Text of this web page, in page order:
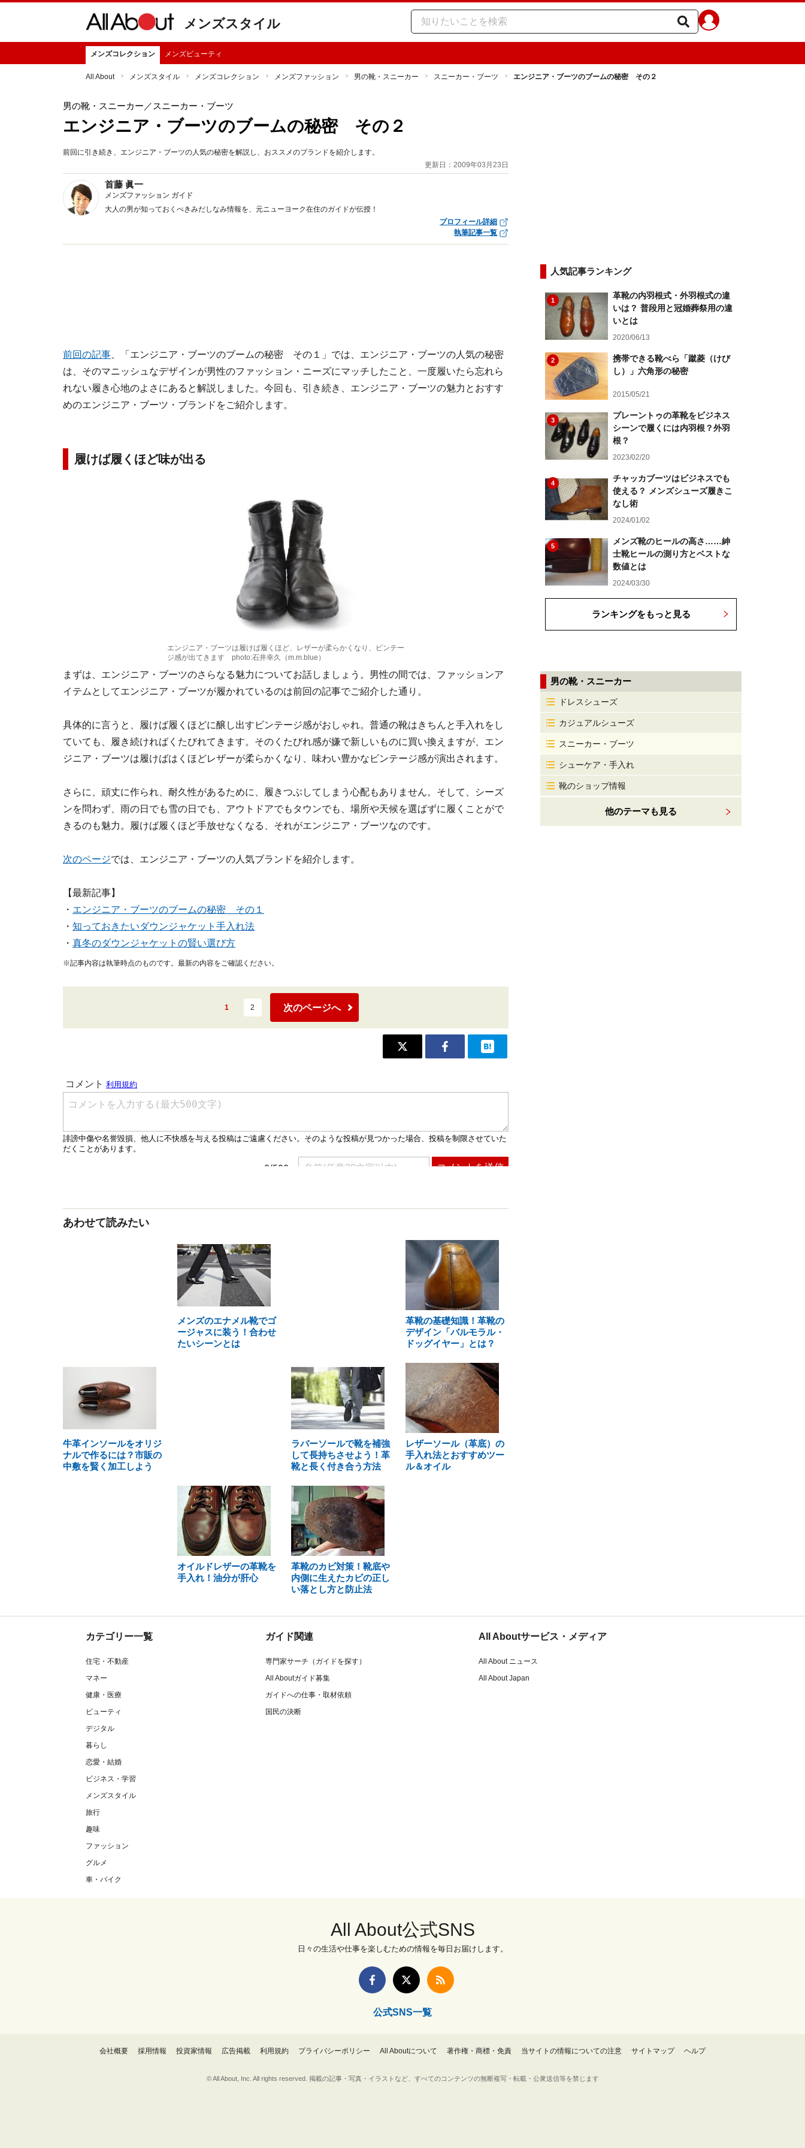
メンズスタイル
メンズコレクション メンズビューティ
All About メンズスタイル メンズコレクション メンズファッション 男の靴・スニーカー スニーカー・ブーツ エンジニア・ブーツのブームの秘密 その２
男の靴・スニーカー ／スニーカー・ブーツ
エンジニア・ブーツのブームの秘密 その２
前回に引き続き、エンジニア・ブーツの人気の秘密を解説し、おススメのブランドを紹介します。
更新日：2009年03月23日
首藤 眞一
メンズファッション ガイド
大人の男が知っておくべきみだしなみ情報を、元ニューヨーク在住のガイドが伝授！
プロフィール詳細
執筆記事一覧
前回の記事 、「エンジニア・ブーツのブームの秘密 その１」では、エンジニア・ブーツの人気の秘密
は、そのマニッシュなデザインが男性のファッション・ニーズにマッチしたこと、一度履いたら忘れら
れない履き心地のよさにあると解説しました。今回も、引き続き、エンジニア・ブーツの魅力とおすす
めのエンジニア・ブーツ・ブランドをご紹介します。
履けば履くほど味が出る
エンジニア・ブーツは履けば履くほど、レザーが柔らかくなり、ビンテー
ジ感が出てきます photo:石井幸久（m.m.blue）
まずは、エンジニア・ブーツのさらなる魅力についてお話しましょう。男性の間では、ファッションア
イテムとしてエンジニア・ブーツが履かれているのは前回の記事でご紹介した通り。
具体的に言うと、履けば履くほどに醸し出すビンテージ感がおしゃれ。普通の靴はきちんと手入れをし
ていても、履き続ければくたびれてきます。そのくたびれ感が嫌で新しいものに買い換えますが、エン
ジニア・ブーツは履けばはくほどレザーが柔らかくなり、味わい豊かなビンテージ感が演出されます。
さらに、頑丈に作られ、耐久性があるために、履きつぶしてしまう心配もありません。そして、シーズ
ンを問わず、雨の日でも雪の日でも、アウトドアでもタウンでも、場所や天候を選ばずに履くことがで
きるのも魅力。履けば履くほど手放せなくなる、それがエンジニア・ブーツなのです。
次のページでは、エンジニア・ブーツの人気ブランドを紹介します。
【最新記事】
・ エンジニア・ブーツのブームの秘密 その１
・ 知っておきたいダウンジャケット手入れ法
・ 真冬のダウンジャケットの賢い選び方
※記事内容は執筆時点のものです。最新の内容をご確認ください。
1 2 次のページへ
あわせて読みたい
メンズのエナメル靴でゴ
ージャスに装う！合わせ
たいシーンとは
革靴の基礎知識！革靴の
デザイン「バルモラル・
ドッグイヤー」とは？
牛革インソールをオリジ
ナルで作るには？市販の
中敷を賢く加工しよう
ラバーソールで靴を補強
して長持ちさせよう！革
靴と長く付き合う方法
レザーソール（革底）の
手入れ法とおすすめツー
ル＆オイル
オイルドレザーの革靴を
手入れ！油分が肝心
革靴のカビ対策！靴底や
内側に生えたカビの正し
い落とし方と防止法
人気記事ランキング
1
革靴の内羽根式・外羽根式の違
いは？ 普段用と冠婚葬祭用の違
いとは
2020/06/13
2
携帯できる靴べら「蹴菱（けび
し）」六角形の秘密
2015/05/21
3
プレーントゥの革靴をビジネス
シーンで履くには内羽根？外羽
根？
2023/02/20
4
チャッカブーツはビジネスでも
使える？ メンズシューズ履きこ
なし術
2024/01/02
5
メンズ靴のヒールの高さ……紳
士靴ヒールの測り方とベストな
数値とは
2024/03/30
ランキングをもっと見る
男の靴・スニーカー
ドレスシューズ
カジュアルシューズ
スニーカー・ブーツ
シューケア・手入れ
靴のショップ情報
他のテーマも見る
カテゴリー一覧
住宅・不動産
マネー
健康・医療
ビューティ
デジタル
暮らし
恋愛・結婚
ビジネス・学習
メンズスタイル
旅行
趣味
ファッション
グルメ
車・バイク
ガイド関連
専門家サーチ（ガイドを探す）
All Aboutガイド募集
ガイドへの仕事・取材依頼
国民の決断
All Aboutサービス・メディア
All About ニュース
All About Japan
All About公式SNS
日々の生活や仕事を楽しむための情報を毎日お届けします。
公式SNS一覧
会社概要 採用情報 投資家情報 広告掲載 利用規約 プライバシーポリシー All Aboutについて 著作権・商標・免責 当サイトの情報についての注意 サイトマップ ヘルプ
© All About, Inc. All rights reserved. 掲載の記事・写真・イラストなど、すべてのコンテンツの無断複写・転載・公衆送信等を禁じます